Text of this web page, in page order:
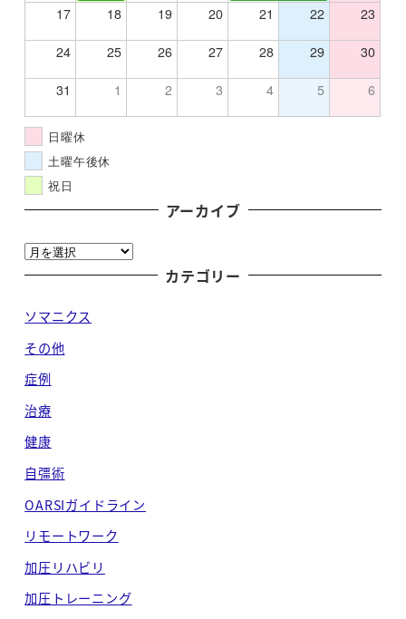
17 18 19 20 21 22 23
24 25 26 27 28 29 30
31 1 2 3 4 5 6
日曜休
土曜午後休
祝日
アーカイブ
ア
ー
イ
ブ
カテゴリー
ソマニクス
その他
症例
治療
健康
自彊術
OARSIガイドライン
リモートワーク
加圧リハビリ
加圧トレーニング